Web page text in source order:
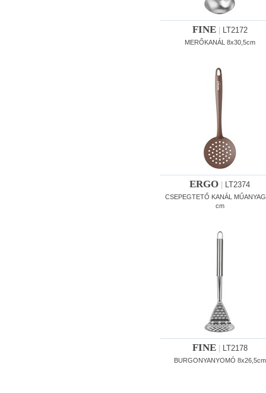
FINE| LT2172
MERŐKANÁL 8x30,5cm
ERGO LT2374
CSEPEGTETŐ KANÁL
cm
FINE| LT2178
BURGONYANYOMÓ 8x26,5cm